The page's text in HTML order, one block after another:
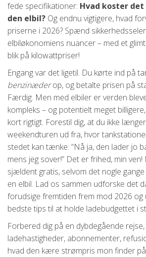
fede specifikationer: Hvad koster
den elbil? Og endnu vigtigere, hvad
priserne i 2026? Spænd
elbiløkonomiens nuancer – med et
blik på kilowattpriser!
Engang var det ligetil. Du kørte ind på
benzinæderop, og betalte prisen på
Færdig. Men med elbiler er verden
kompleks – og potentielt meget
kort rigtigt. Forestil dig, at du ikke
weekendturen ud fra, hvor
stedet kan tænke: “Nå ja, den lader jo
mens jeg sover!” Det er frihed, min
sjældent gratis, selvom det nogle
en elbil. Lad os sammen udforske det
forudsige fremtiden frem mod 2026 og
bedste tips til at holde ladebudgettet i
Forbered dig på en dybdegående
ladehastigheder, abonnementer,
hvad den kære strømpris mon finder